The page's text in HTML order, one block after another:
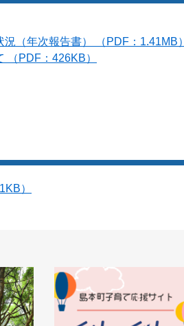
（年次報告書） （PDF：1.41MB）
PDF：426KB）
）